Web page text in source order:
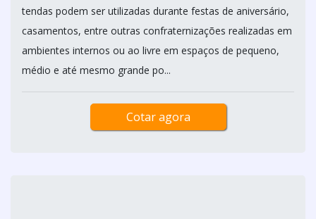
tendas podem ser utilizadas durante festas de aniversário,
casamentos, entre outras confraternizações realizadas em
ambientes internos ou ao livre em espaços de pequeno,
médio e até mesmo grande po...
Cotar agora